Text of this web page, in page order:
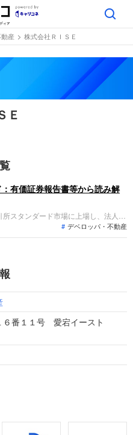
産 株式会社ＲＩＳＥ
Ｅ
有価証券報告書等から読み解
スタンダード市場に上場し、法人向
動産管理事業を主力とする企業です。
託契約の獲得等により増収を達成
デベロッパ・不動産
６番１１号 愛宕イースト